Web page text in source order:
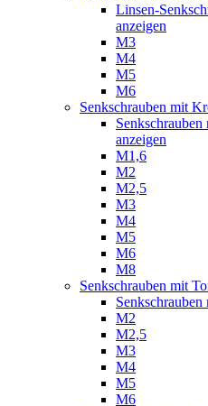
Linsen-
anzeigen
M3
M4
M5
M6
Senkschrauben mit
anzeigen
M1,6
M2
M2,5
M3
M4
M5
M6
M8
Senkschrauben mit
M2
M2,5
M3
M4
M5
M6